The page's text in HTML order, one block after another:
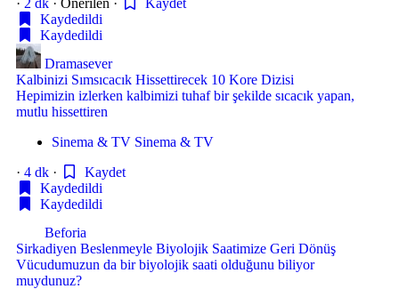
· 2 dk · Önerilen ·
Kaydet
Kaydedildi
Kaydedildi
Dramasever
Kalbinizi Sımsıcacık Hissettirecek 10 Kore Dizisi
Hepimizin izlerken kalbimizi tuhaf bir şekilde sıcacık yapan,
mutlu hissettiren
Sinema & TV Sinema & TV
· 4 dk ·
Kaydet
Kaydedildi
Kaydedildi
Beforia
Sirkadiyen Beslenmeyle Biyolojik Saatimize Geri Dönüş
Vücudumuzun da bir biyolojik saati olduğunu biliyor
muydunuz?